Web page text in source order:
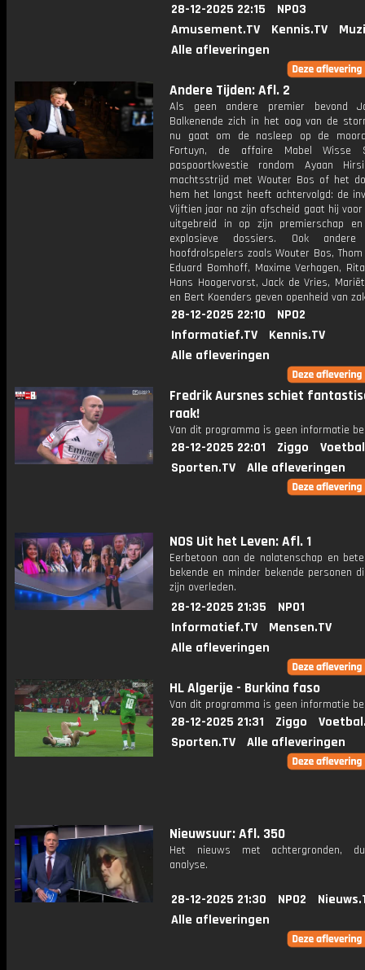
28-12-2025 22:15
NPO3
Amusement.TV
Kennis.TV
Alle afleveringen
Andere Tijden: Afl. 2
Als geen andere premier bevond
Balkenende zich in het oog van de
nu gaat om de nasleep op de
Fortuyn, de affaire Mabel Wisse
paspoortkwestie rondom Ayaan
machtsstrijd met Wouter Bos of het
hem het langst heeft achtervolgd: de
Vijftien jaar na zijn afscheid gaat hij
uitgebreid in op zijn premierschap
explosieve dossiers. Ook andere
hoofdrolspelers zoals Wouter Bos,
Eduard Bomhoff, Maxime Verhagen,
Hans Hoogervorst, Jack de Vries,
en Bert Koenders geven openheid van
28-12-2025 22:10
NPO2
Informatief.TV
Kennis.TV
Alle afleveringen
Fredrik Aursnes schiet
raak!
Van dit programma is geen informatie
28-12-2025 22:01 Ziggo
Sporten.TV
Alle afleveringen
NOS Uit het Leven: Afl. 1
Eerbetoon aan de nalatenschap en
bekende en minder bekende personen
zijn overleden.
28-12-2025 21:35
NPO1
Informatief.TV
Mensen.TV
Alle afleveringen
HL Algerije - Burkina faso
Van dit programma is geen informatie
28-12-2025 21:31 Ziggo
Sporten.TV
Alle afleveringen
Nieuwsuur: Afl. 350
Het nieuws met achtergronden,
analyse.
28-12-2025 21:30 NPO2
Alle afleveringen